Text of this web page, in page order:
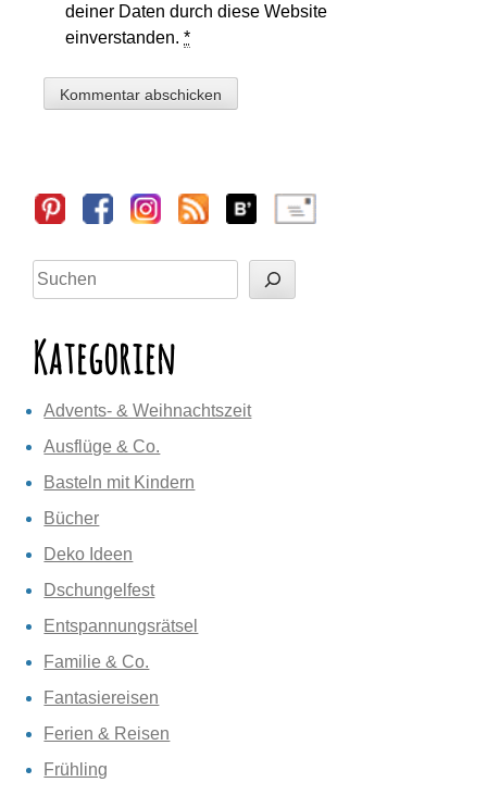
deiner Daten durch diese Website
einverstanden.*
Sidebar
Suchen
Kategorien
Advents- & Weihnachtszeit
Ausflüge & Co.
Basteln mit Kindern
Bücher
Deko Ideen
Dschungelfest
Entspannungsrätsel
Familie & Co.
Fantasiereisen
Ferien & Reisen
Frühling